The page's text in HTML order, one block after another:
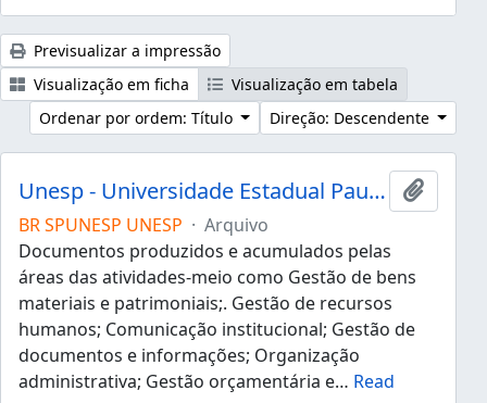
Previsualizar a impressão
Visualização em ficha
Visualização em tabela
Ordenar por ordem: Título
Direção: Descendente
Unesp - Universidade Estadual Paulista "Júlio de Mesquita Filho"
BR SPUNESP UNESP · Arquivo
Documentos produzidos e acumulados pelas
áreas das atividades-meio como Gestão de bens
materiais e patrimoniais;. Gestão de recursos
humanos; Comunicação institucional; Gestão de
documentos e informações; Organização
administrativa; Gestão orçamentária e… Read